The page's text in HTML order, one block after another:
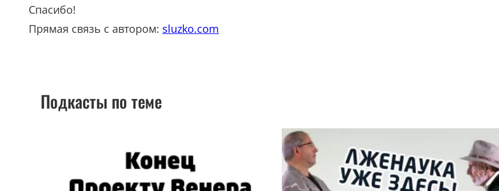
Спасибо!
Прямая связь с автором: sluzko.com
Подкасты по теме